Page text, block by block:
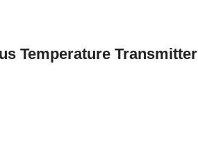
Temperature Transmitter